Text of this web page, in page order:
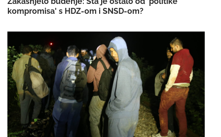
kompromisa' s HDZ-om i SNSD-om?